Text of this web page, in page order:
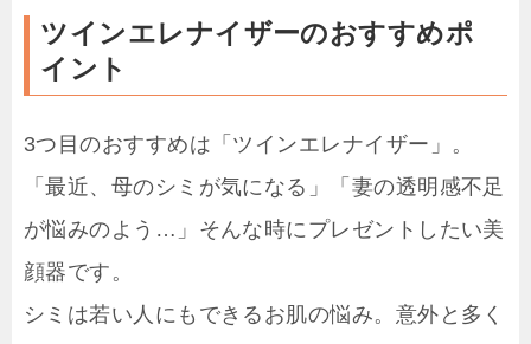
ツインエレナイザーのおすすめポ
イント
3つ目のおすすめは「ツインエレナイザー」。
「最近、母のシミが気になる」「妻の透明感不足
が悩みのよう…」そんな時にプレゼントしたい美
顔器です。
シミは若い人にもできるお肌の悩み。意外と多く